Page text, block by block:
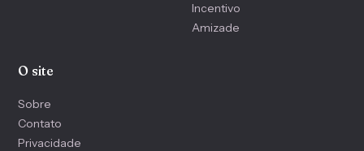
Incentivo
Amizade
O site
Sobre
Contato
Privacidade